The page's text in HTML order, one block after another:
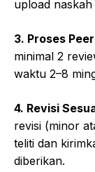
upload
3. Proses
minimal 2
waktu 2–8
4. Revisi
revisi (minor
teliti dan
diberikan.